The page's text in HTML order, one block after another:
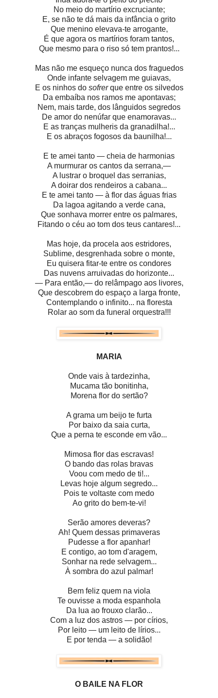
No meio do martírio excruciante;
E, se não te dá mais da infância o grito
Que menino elevava-te arrogante,
É que agora os martírios foram tantos,
Que mesmo para o riso só tem prantos!...
Mas não me esqueço nunca dos fraguedos
Onde infante selvagem me guiavas,
E os ninhos do sofrerque entre os silvedos
Da embaíba nos ramos me apontavas;
Nem, mais tarde, dos lânguidos segredos
De amor do nenúfar que enamoravas...
E as tranças mulheris da granadilha!...
E os abraços fogosos da baunilha!...
E te amei tanto — cheia de harmonias
A murmurar os cantos da serrana,—
A lustrar o broquel das serranias,
A doirar dos rendeiros a cabana...
E te amei tanto — à flor das águas frias
Da lagoa agitando a verde cana,
Que sonhava morrer entre os palmares,
Fitando o céu ao tom dos teus cantares!...
Mas hoje, da procela aos estridores,
Sublime, desgrenhada sobre o monte,
Eu quisera fitar-te entre os condores
Das nuvens arruivadas do horizonte...
— Para então,— do relâmpago aos livores,
Que descobrem do espaço a larga fronte,
Contemplando o infinito... na floresta
Rolar ao som da funeral orquestra!!!
MARIA
Onde vais à tardezinha,
Mucama tão bonitinha,
Morena flor do sertão?
A grama um beijo te furta
Por baixo da saia curta,
Que a perna te esconde em vão...
Mimosa flor das escravas!
O bando das rolas bravas
Voou com medo de ti!...
Levas hoje algum segredo...
Pois te voltaste com medo
Ao grito do bem-te-vi!
Serão amores deveras?
Ah! Quem dessas primaveras
Pudesse a flor apanhar!
E contigo, ao tom d'aragem,
Sonhar na rede selvagem...
À sombra do azul palmar!
Bem feliz quem na viola
Te ouvisse a moda espanhola
Da lua ao frouxo clarão...
Com a luz dos astros — por círios,
Por leito — um leito de lírios...
E por tenda — a solidão!
O BAILE NA FLOR